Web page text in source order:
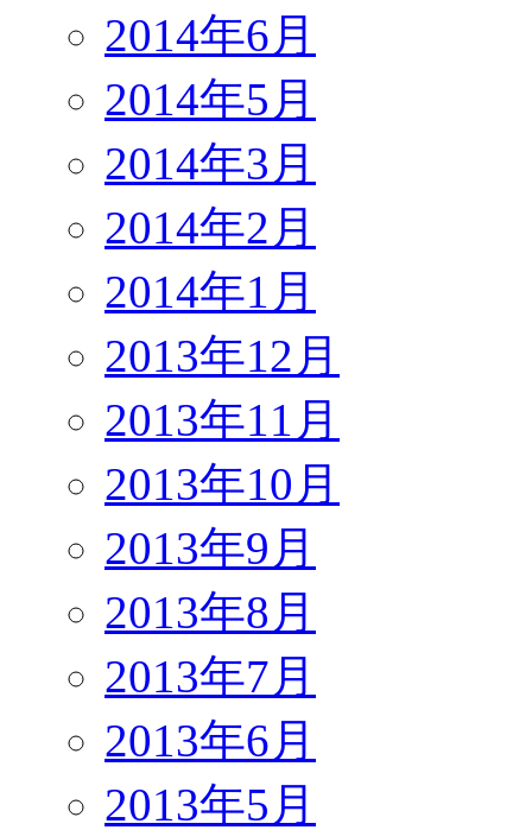
2014年6月
2014年5月
2014年3月
2014年2月
2014年1月
2013年12月
2013年11月
2013年10月
2013年9月
2013年8月
2013年7月
2013年6月
2013年5月